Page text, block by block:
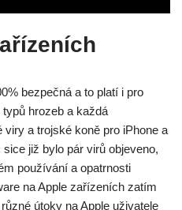
bezpečná a to platí i pro
hrozeb a každá
a trojské koně pro iPhone a
již bylo pár virů objeveno,
používání a opatrnosti
na Apple zařízeních zatím
útoky na Apple uživatele